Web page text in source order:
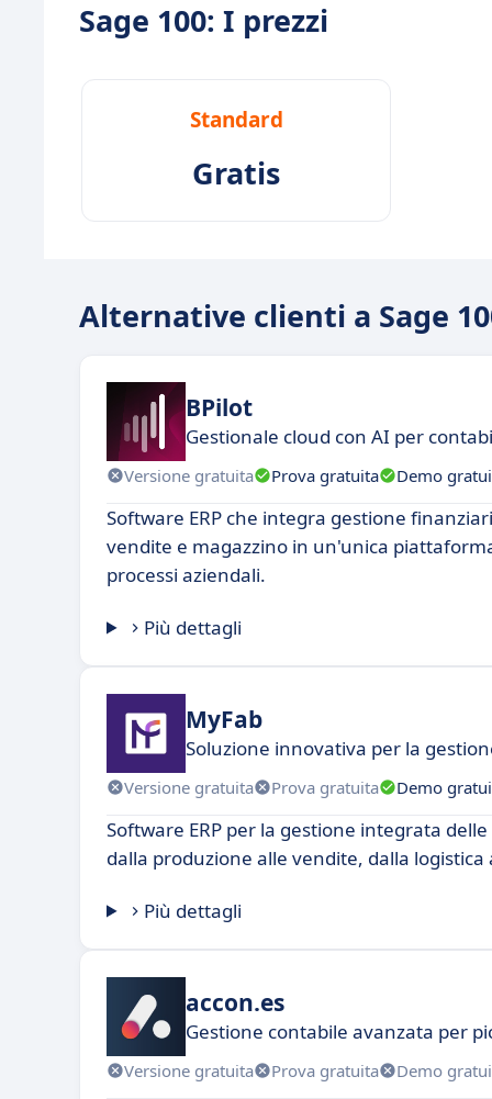
Sage 100: I prezzi
Standard
Gratis
Alternative clienti a Sage
BPilot
Gestionale cloud con AI per
Versione gratuita Prova gratuita Demo
Software ERP che integra gestione
vendite e magazzino in un'unica
processi aziendali.
Più dettagli
MyFab
Soluzione innovativa per la
Versione gratuita Prova gratuita Demo
Software ERP per la gestione integrata
dalla produzione alle vendite, dalla
Più dettagli
accon.es
Gestione contabile avanzata per
Versione gratuita Prova gratuita Demo